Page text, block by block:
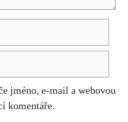
jméno, e-mail a webovou
komentáře.